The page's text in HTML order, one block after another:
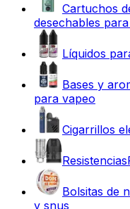
Cartuchos
desechables
Líquidos
Bases y
para vapeo
Cigarrillos
Resistencias
Bolsitas de
y snus